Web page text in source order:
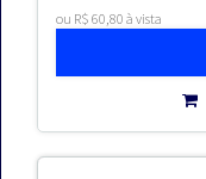
ou R$ 60,80 à vista